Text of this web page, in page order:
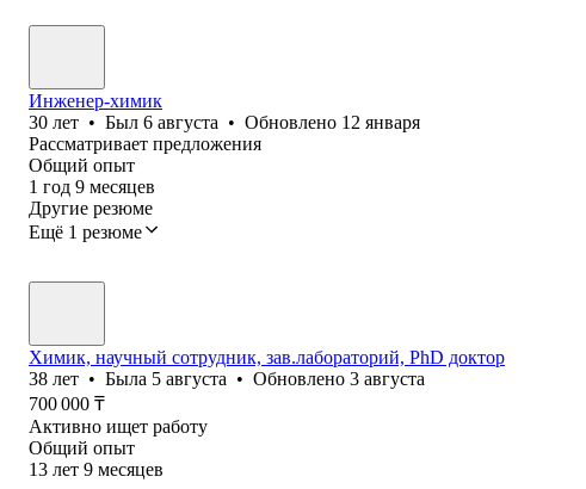
Инженер-химик
30 лет • Был 6 августа • Обновлено 12 января
Рассматривает предложения
Общий опыт
1 год 9 месяцев
Другие резюме
Ещё 1 резюме
Химик, научный сотрудник, зав.лабораторий, PhD доктор
38 лет • Была 5 августа • Обновлено 3 августа
700 000 ₸
Активно ищет работу
Общий опыт
13 лет 9 месяцев